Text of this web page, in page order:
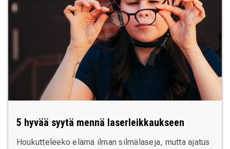
5 hyvää syytä mennä laserleikkaukseen
Houkutteleeko elämä ilman silmälaseja, mutta ajatus